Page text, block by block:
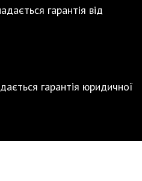
гарантія від
гарантія юридичної